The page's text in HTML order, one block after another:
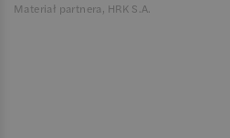
Materiał partnera, HRK S.A.